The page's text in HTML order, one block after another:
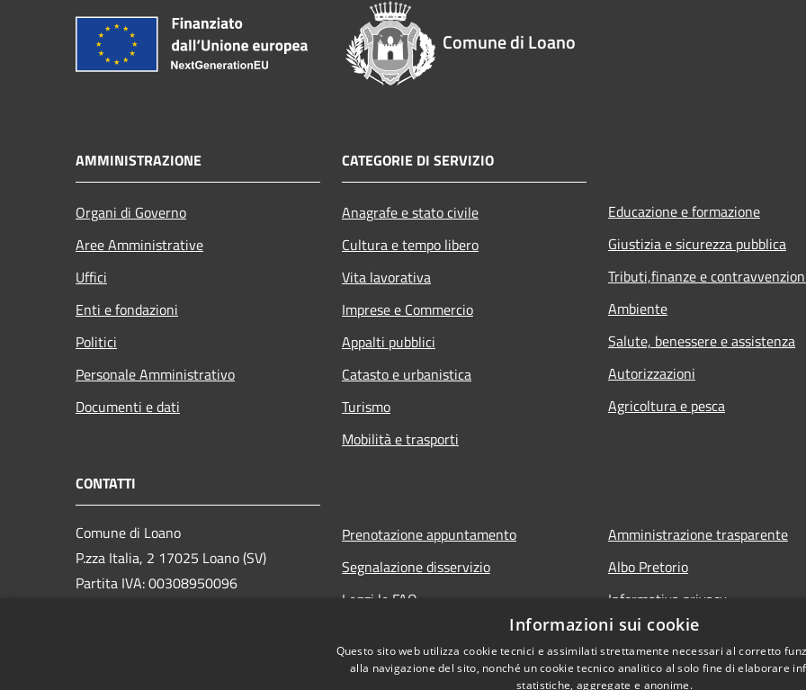
Comune di Loano
AMMINISTRAZIONE
Organi di Governo
Aree Amministrative
Uffici
Enti e fondazioni
Politici
Personale Amministrativo
Documenti e dati
CATEGORIE DI SERVIZIO
Anagrafe e stato civile
Cultura e tempo libero
Vita lavorativa
Imprese e Commercio
Appalti pubblici
Catasto e urbanistica
Turismo
Mobilità e trasporti
Educazione e formazione
Giustizia e sicurezza pubblica
Tributi,finanze e
Ambiente
Salute, benessere e assistenza
Autorizzazioni
Agricoltura e pesca
CONTATTI
Comune di Loano
P.zza Italia, 2 17025 Loano (SV)
Partita IVA: 00308950096
Prenotazione appuntamento
Segnalazione disservizio
Leggi le FAQ
Amministrazione trasparente
Albo Pretorio
Informativa privacy
Note legali
Dichiarazione di accessibilità
Informazioni sui cookie
Questo sito web utilizza cookie tecnici e assimilati strettamente necessari al corretto
alla navigazione del sito, nonché un cookie tecnico analitico al solo fine di elaborare
statistiche, aggregate e anonime.